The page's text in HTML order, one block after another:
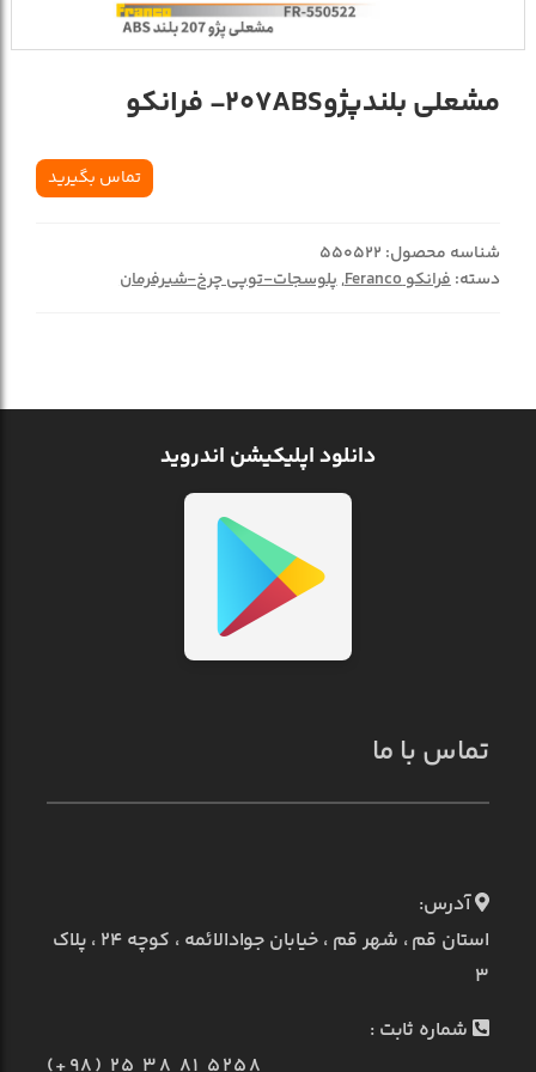
مشعلي بلندپژو207ABS- فرانکو
تماس بگیرید
شناسه محصول: 550522
دسته:فرانکو Feranco ,پلوسجات-توپی چرخ-شیرفرمان
دانلود اپلیکیشن اندروید
تماس با ما
آدرس:
استان قم ، شهر قم ، خیابان جوادالائمه ، کوچه ۲۴ ، پلاک
۳
شماره ثابت :